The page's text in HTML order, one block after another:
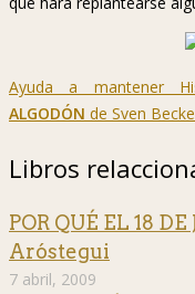
Ayuda a mantener
ALGODÓN de Sven
Libros
POR QUÉ EL 18
Aróstegui
7 abril, 2009